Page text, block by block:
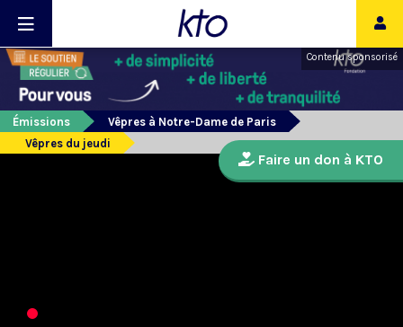
Contenu sponsorisé
Émissions
Vêpres à Notre-Dame de Paris
Vêpres du jeudi
Faire un don à KTO